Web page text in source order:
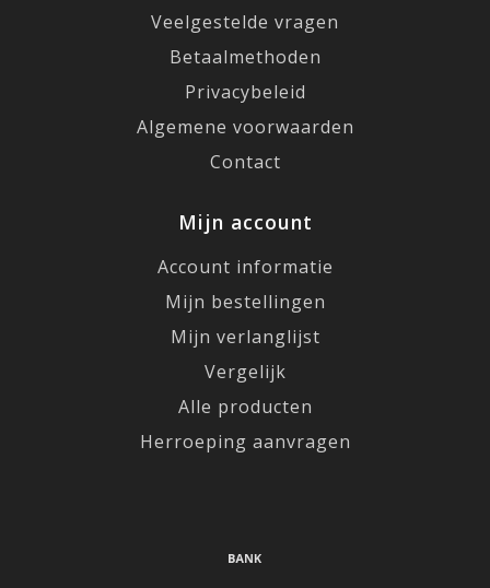
Veelgestelde vragen
Betaalmethoden
Privacybeleid
Algemene voorwaarden
Contact
Mijn account
Account informatie
Mijn bestellingen
Mijn verlanglijst
Vergelijk
Alle producten
Herroeping aanvragen